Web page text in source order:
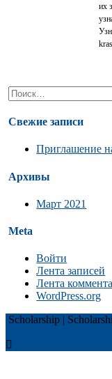
их
Найти:
Свежие записи
Приглашение
Архивы
Март 2021
Meta
Войти
Лента записей
Лента
WordPress.org
Scholarship